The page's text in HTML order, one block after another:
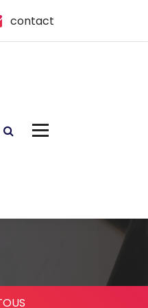
contact